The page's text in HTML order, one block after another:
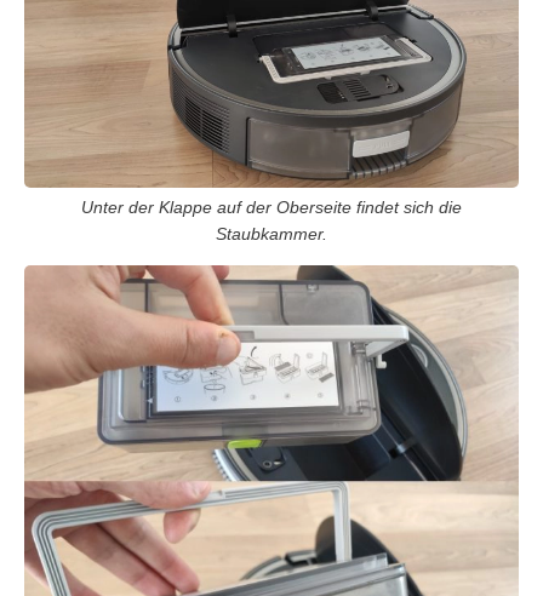
Unter der Klappe auf der Oberseite findet sich die
Staubkammer.